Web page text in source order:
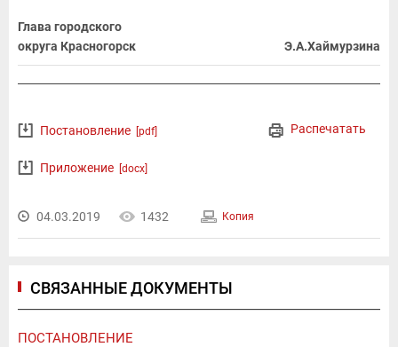
Глава городского
округа Красногорск
Э.А.Хаймурзина
Распечатать
Постановление [pdf]
Приложение [docx]
04.03.2019 1432 Копия
СВЯЗАННЫЕ ДОКУМЕНТЫ
ПОСТАНОВЛЕНИЕ